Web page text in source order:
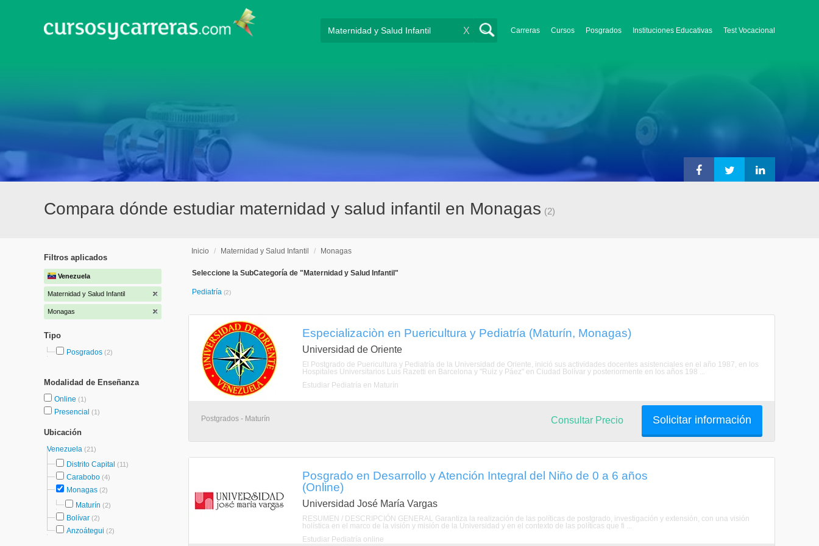
Carreras Cursos Posgrados Instituciones Educativas Test Vocacional
X
Compara dónde estudiar maternidad y salud infantil en Monagas (2)
Filtros aplicados
Venezuela
Maternidad y Salud Infantil
Monagas
Tipo
Posgrados (2)
Modalidad de Enseñanza
Online (1)
Presencial (1)
Ubicación
Venezuela (21)
Distrito Capital (11)
Carabobo (4)
Monagas (2)
Maturín (2)
Bolívar (2)
Anzoátegui (2)
Inicio / Maternidad y Salud Infantil / Monagas
Seleccione la SubCategoría de "Maternidad y Salud Infantil"
Pediatría (2)
Especializaciòn en Puericultura y Pediatría (Maturín, Monagas)
Universidad de Oriente
El Postgrado de Puericultura y Pediatría de la Universidad de Oriente, inició sus actividades docentes asistenciales en el año 1987, en los
Hospitales Universitarios Luis Razetti en Barcelona y "Ruiz y Páez" en Ciudad Bolívar y posteriormente en los años 198 ...
Estudiar Pediatría en Maturín
Postgrados - Maturín Solicitar información
Consultar Precio
Posgrado en Desarrollo y Atención Integral del Niño de 0 a 6 años
(Online)
Universidad José María Vargas
RESUMEN / DESCRIPCIÓN GENERAL Garantiza la realización de las políticas de postgrado, investigación y extensión, con una visión
holística en el marco de la visión y misión de la Universidad y en el contexto de las políticas que fi ...
Estudiar Pediatría online